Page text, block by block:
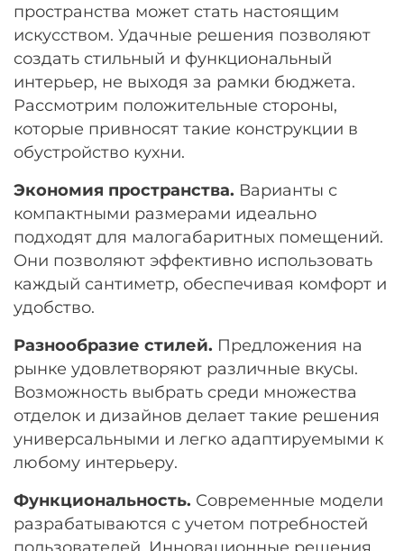
пространства может стать настоящим
искусством. Удачные решения позволяют
создать стильный и функциональный
интерьер, не выходя за рамки бюджета.
Рассмотрим положительные стороны,
которые привносят такие конструкции в
обустройство кухни.
Экономия пространства. Варианты с
компактными размерами идеально
подходят для малогабаритных помещений.
Они позволяют эффективно использовать
каждый сантиметр, обеспечивая комфорт и
удобство.
Разнообразие стилей. Предложения на
рынке удовлетворяют различные вкусы.
Возможность выбрать среди множества
отделок и дизайнов делает такие решения
универсальными и легко адаптируемыми к
любому интерьеру.
Функциональность. Современные модели
разрабатываются с учетом потребностей
пользователей. Инновационные решения,